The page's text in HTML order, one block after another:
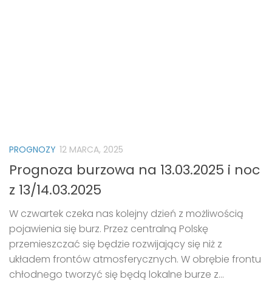
PROGNOZY 12 MARCA, 2025
Prognoza burzowa na 13.03.2025 i noc
z 13/14.03.2025
W czwartek czeka nas kolejny dzień z możliwością
pojawienia się burz. Przez centralną Polskę
przemieszczać się będzie rozwijający się niż z
układem frontów atmosferycznych. W obrębie frontu
chłodnego tworzyć się będą lokalne burze z...